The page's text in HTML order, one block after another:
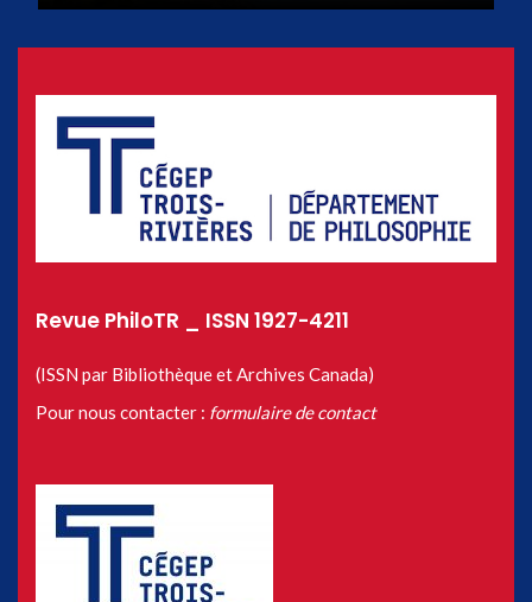
Revue PhiloTR _ ISSN 1927-4211
(ISSN par Bibliothèque et Archives Canada)
Pour nous contacter : formulaire de contact